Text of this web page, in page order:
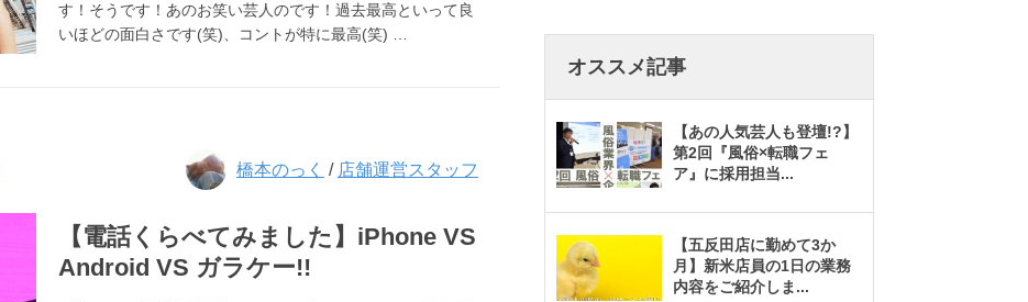
す！そうです！あのお笑い芸人のです！過去最高といって良
いほどの面白さです(笑)、コントが特に最高(笑) …
橋本のっく / 店舗運営スタッフ
【電話くらべてみました】iPhone VS
Android VS ガラケー!!
オススメ記事
【あの人気芸人も登壇!?】
第2回『風俗×転職フェ
ア』に採用担当...
【五反田店に勤めて3か
月】新米店員の1日の業務
内容をご紹介しま ...